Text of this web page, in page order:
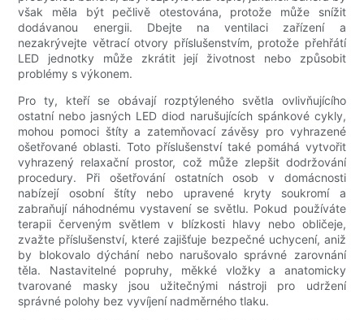
však měla být pečlivě otestována, protože může snížit
dodávanou energii. Dbejte na ventilaci zařízení a
nezakrývejte větrací otvory příslušenstvím, protože přehřátí
LED jednotky může zkrátit její životnost nebo způsobit
problémy s výkonem.
Pro ty, kteří se obávají rozptýleného světla ovlivňujícího
ostatní nebo jasných LED diod narušujících spánkové cykly,
mohou pomoci štíty a zatemňovací závěsy pro vyhrazené
ošetřované oblasti. Toto příslušenství také pomáhá vytvořit
vyhrazený relaxační prostor, což může zlepšit dodržování
procedury. Při ošetřování ostatních osob v domácnosti
nabízejí osobní štíty nebo upravené kryty soukromí a
zabraňují náhodnému vystavení se světlu. Pokud používáte
terapii červeným světlem v blízkosti hlavy nebo obličeje,
zvažte příslušenství, které zajišťuje bezpečné uchycení, aniž
by blokovalo dýchání nebo narušovalo správné zarovnání
těla. Nastavitelné popruhy, měkké vložky a anatomicky
tvarované masky jsou užitečnými nástroji pro udržení
správné polohy bez vyvíjení nadměrného tlaku.